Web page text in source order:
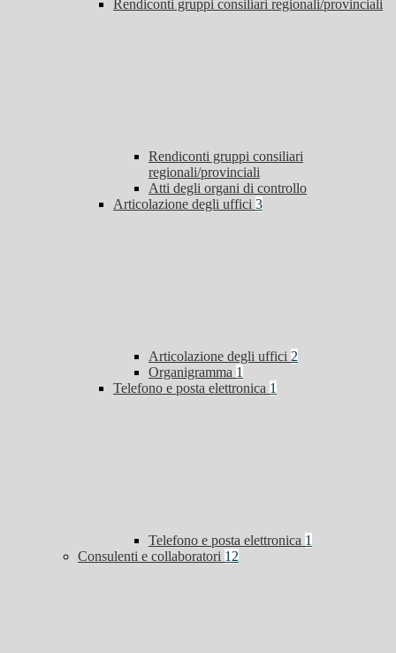
Rendiconti gruppi consiliari regionali/provinciali
Rendiconti gruppi consiliari
regionali/provinciali
Atti degli organi di controllo
Articolazione degli uffici 3
Articolazione degli uffici 2
Organigramma 1
Telefono e posta elettronica 1
Telefono e posta elettronica 1
Consulenti e collaboratori 12